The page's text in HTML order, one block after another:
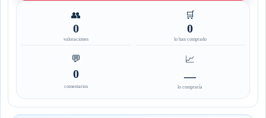
👥
0
valoraciones
🛒
0
lo han comprado
💬
0
comentarios
📈
—
lo compraría